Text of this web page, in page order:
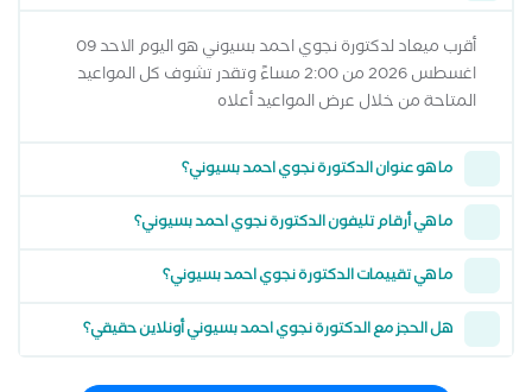
أقرب ميعاد لدكتورة نجوي احمد بسيوني هو اليوم الاحد 09
اغسطس 2026 من 2:00 مساءً وتقدر تشوف كل المواعيد
المتاحة من خلال عرض المواعيد أعلاه
ما هو عنوان الدكتورة نجوي احمد بسيوني؟
ما هي أرقام تليفون الدكتورة نجوي احمد بسيوني؟
ما هي تقييمات الدكتورة نجوي احمد بسيوني؟
هل الحجز مع الدكتورة نجوي احمد بسيوني أونلاين حقيقي؟